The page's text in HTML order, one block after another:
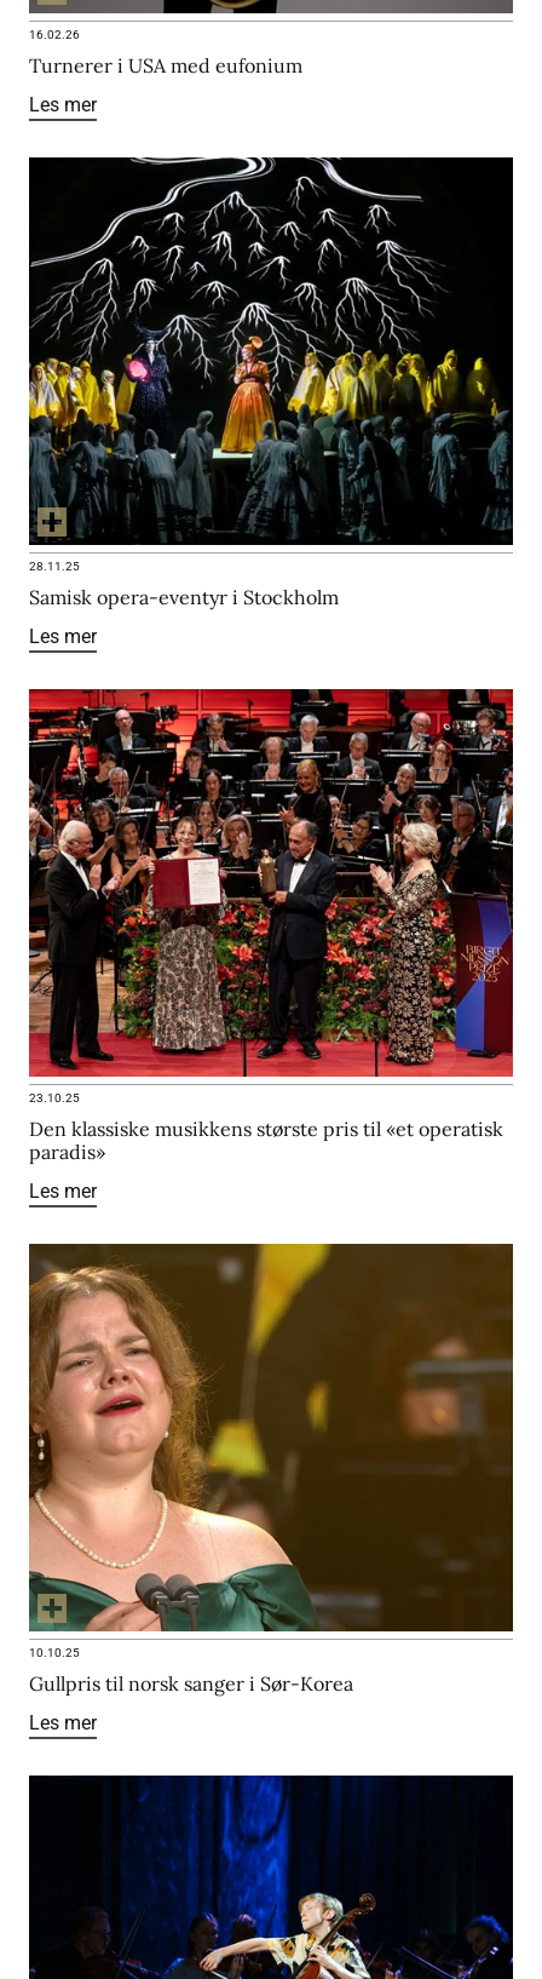
16.02.26
Turnerer i USA med eufonium
Les mer
28.11.25
Samisk opera-eventyr i Stockholm
Les mer
23.10.25
Den klassiske musikkens største pris til «et operatisk
paradis»
Les mer
10.10.25
Gullpris til norsk sanger i Sør-Korea
Les mer